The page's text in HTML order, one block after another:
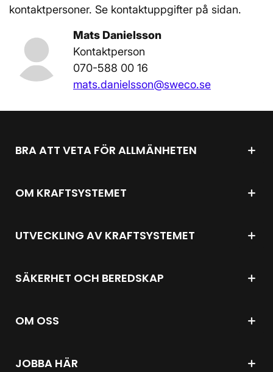
kontaktpersoner. Se kontaktuppgifter på sidan.
Mats Danielsson
Kontaktperson
070-588 00 16
mats.danielsson@sweco.se
BRA ATT VETA FÖR ALLMÄNHETEN
OM KRAFTSYSTEMET
UTVECKLING AV KRAFTSYSTEMET
SÄKERHET OCH BEREDSKAP
OM OSS
JOBBA HÄR